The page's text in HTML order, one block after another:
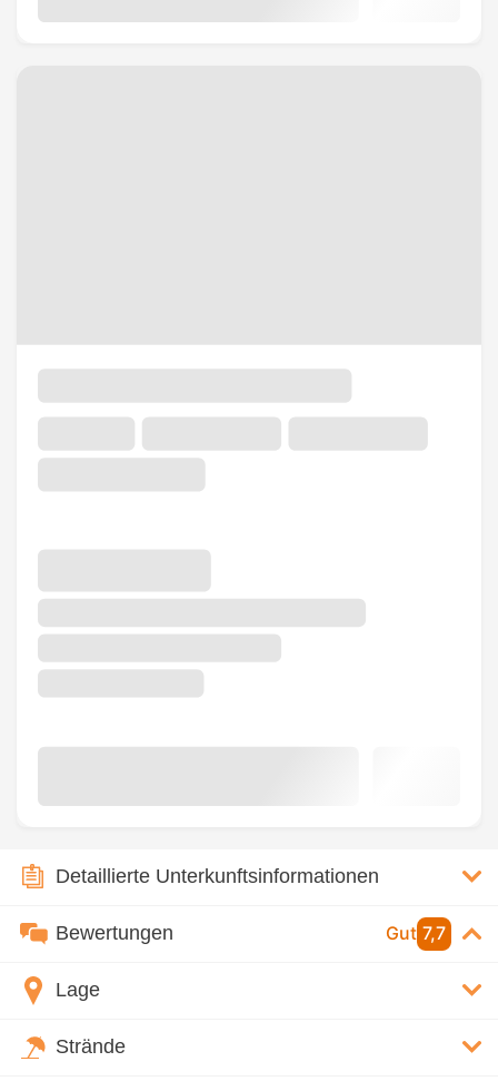
Detaillierte Unterkunftsinformationen
Bewertungen Gut 7,7
Lage
Strände